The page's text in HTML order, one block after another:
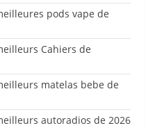
pods vape de
Cahiers de
matelas bebe de
autoradios de 2026